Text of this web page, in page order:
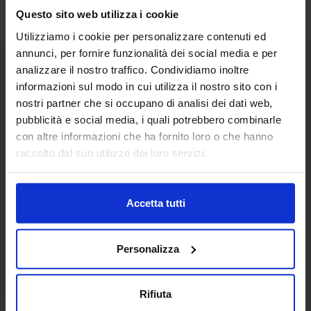
Questo sito web utilizza i cookie
Utilizziamo i cookie per personalizzare contenuti ed
annunci, per fornire funzionalità dei social media e per
analizzare il nostro traffico. Condividiamo inoltre
informazioni sul modo in cui utilizza il nostro sito con i
nostri partner che si occupano di analisi dei dati web,
pubblicità e social media, i quali potrebbero combinarle
con altre informazioni che ha fornito loro o che hanno
raccolto dal suo utilizzo dei loro servizi.
Accetta tutti
Personalizza
Rifiuta
Senaf srl
Via Eritrea 21/A
20157 | Milano | Italia
+ 39 02.332039460
In collaborazione con